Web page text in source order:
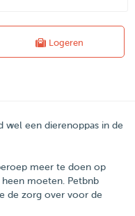
Logeren
wel een dierenoppas in de
meer te doen op
heen moeten. Petbnb
de zorg over voor de